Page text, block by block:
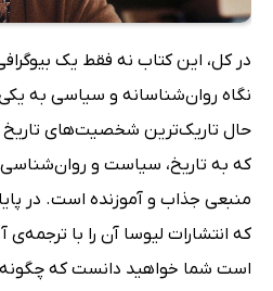
در کل، این کتاب نه فقط یک
نگاه روان‌شناسانه و سیاسی به یکی
حال تاریک‌ترین شخصیت‌های
که به تاریخ، سیاست و روان‌شناسی
منبعی جذاب و آموزنده است. در
که انتشارات لیوسا آن را با
است شما خواهید دانست که